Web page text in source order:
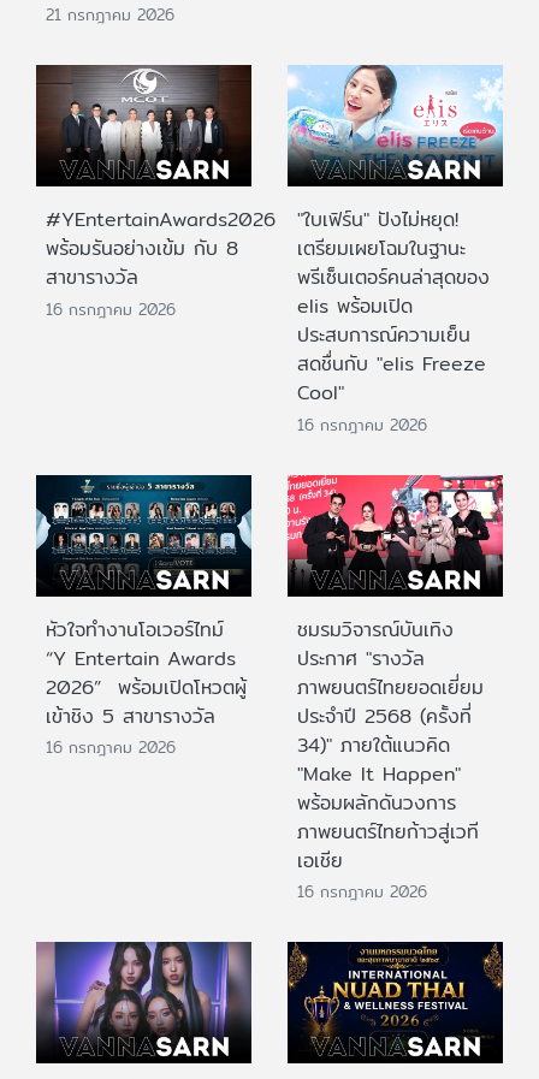
21 กรกฎาคม 2026
#YEntertainAwards2026
พร้อมรันอย่างเข้ม กับ 8
สาขารางวัล
16 กรกฎาคม 2026
"ใบเฟิร์น" ปังไม่หยุด!
เตรียมเผยโฉมในฐานะ
พรีเซ็นเตอร์คนล่าสุดของ
elis พร้อมเปิด
ประสบการณ์ความเย็น
สดชื่นกับ "elis Freeze
Cool"
16 กรกฎาคม 2026
หัวใจทำงานโอเวอร์ไทม์
“Y Entertain Awards
2026” พร้อมเปิดโหวตผู้
เข้าชิง 5 สาขารางวัล
16 กรกฎาคม 2026
ชมรมวิจารณ์บันเทิง
ประกาศ "รางวัล
ภาพยนตร์ไทยยอดเยี่ยม
ประจําปี 2568 (ครั้งที่
34)" ภายใต้แนวคิด
"Make It Happen"
พร้อมผลักดันวงการ
ภาพยนตร์ไทยก้าวสู่เวที
เอเชีย
16 กรกฎาคม 2026